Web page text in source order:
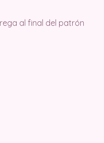
al final del patrón